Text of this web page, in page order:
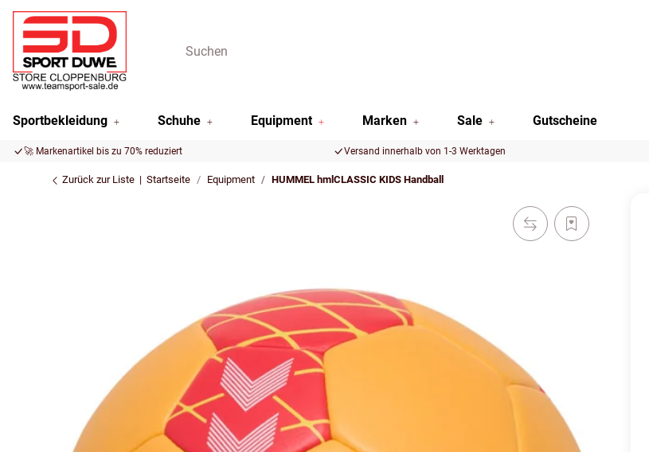
Sportbekleidung Schuhe Equipment Marken Sale Gutscheine
🚀 Markenartikel bis zu 70% reduziert Versand innerhalb von 1-3 Werktagen
Zurück zur Liste Startseite Equipment HUMMEL hmlCLASSIC KIDS Handball